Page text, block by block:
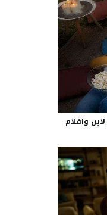
افلام اون لاين وافلام